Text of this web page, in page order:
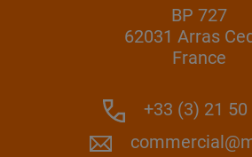
BP 727
62031 Arras
France
+33 (3) 21 50